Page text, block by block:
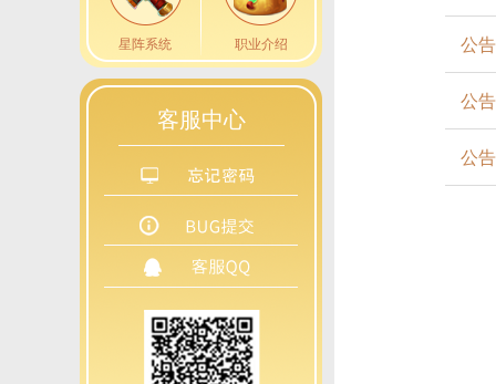
星阵系统 职业介绍
客服中心
公告
公告
公告